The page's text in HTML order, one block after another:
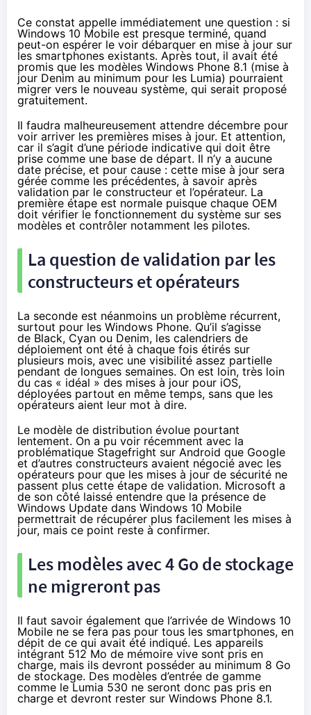
Ce constat appelle immédiatement une question : si
Windows 10 Mobile est presque terminé, quand
peut-on espérer le voir débarquer en mise à jour sur
les smartphones existants. Après tout, il avait été
promis que les modèles Windows Phone 8.1 (mise à
jour Denim au minimum pour les Lumia) pourraient
migrer vers le nouveau système, qui serait proposé
gratuitement.
Il faudra malheureusement attendre décembre pour
voir arriver les premières mises à jour. Et attention,
car il s’agit d’une période indicative qui doit être
prise comme une base de départ. Il n’y a aucune
date précise, et pour cause : cette mise à jour sera
gérée comme les précédentes, à savoir après
validation par le constructeur et l’opérateur. La
première étape est normale puisque chaque OEM
doit vérifier le fonctionnement du système sur ses
modèles et contrôler notamment les pilotes.
La question de validation par les
constructeurs et opérateurs
La seconde est néanmoins un problème récurrent,
surtout pour les Windows Phone. Qu’il s’agisse
de Black, Cyan ou Denim, les calendriers de
déploiement ont été à chaque fois étirés sur
plusieurs mois, avec une visibilité assez partielle
pendant de longues semaines. On est loin, très loin
du cas « idéal » des mises à jour pour iOS,
déployées partout en même temps, sans que les
opérateurs aient leur mot à dire.
Le modèle de distribution évolue pourtant
lentement. On a pu voir récemment avec la
problématique Stagefright sur Android que Google
et d’autres constructeurs avaient négocié avec les
opérateurs pour que les mises à jour de sécurité ne
passent plus cette étape de validation. Microsoft a
de son côté laissé entendre que la présence de
Windows Update dans Windows 10Mobile
permettrait de récupérer plus facilement les mises à
jour, mais ce point reste à confirmer.
Les modèles avec 4 Go de stockage
ne migreront pas
Il faut savoir également que l’arrivée de Windows 10
Mobile ne se fera pas pour tous les smartphones, en
dépit de ce qui avait été indiqué. Les appareils
intégrant 512 Mo de mémoire vive sont pris en
charge, mais ils devront posséder au minimum 8 Go
de stockage. Des modèles d’entrée de gamme
comme le Lumia 530 ne seront donc pas pris en
charge et devront rester sur Windows Phone 8.1.